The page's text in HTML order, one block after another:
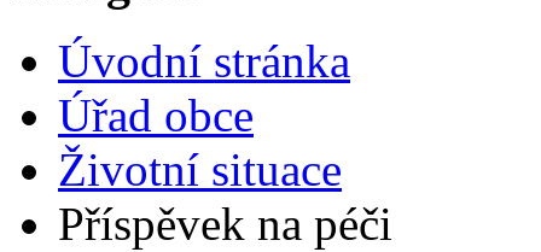
Úvodní stránka
Úřad obce
Životní situace
Příspěvek na péči